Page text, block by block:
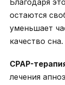
остаются
уменьшает
качество сна.
CPAP-
лечения